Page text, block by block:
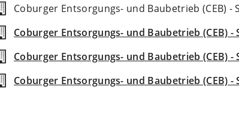
Coburger Entsorgungs- und Baubetrieb (CEB)
Coburger Entsorgungs- und Baubetrieb (CEB)
Coburger Entsorgungs- und Baubetrieb (CEB) -
Coburger Entsorgungs- und Baubetrieb (CEB) -